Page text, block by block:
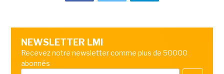
NEWSLETTER LMI
Recevez notre newsletter comme plus de 50000
abonnés